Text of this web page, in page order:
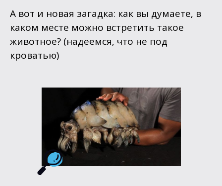
А вот и новая загадка: как вы думаете, в
каком месте можно встретить такое
животное? (надеемся, что не под
кроватью)